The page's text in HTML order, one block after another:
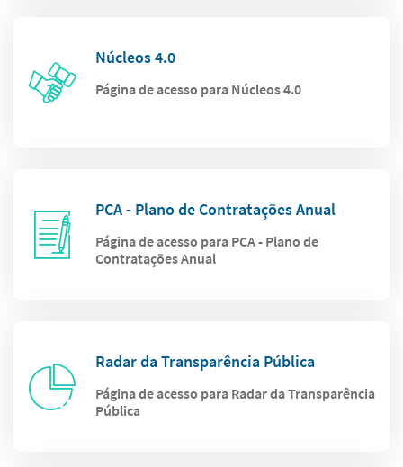
Núcleos 4.0
Página de acesso para Núcleos 4.0
PCA - Plano de Contratações Anual
Página de acesso para PCA - Plano de
Contratações Anual
Radar da Transparência Pública
Página de acesso para Radar da Transparência
Pública